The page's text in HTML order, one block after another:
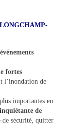
événements
fortes
l’inondation de
importantes en
de
de sécurité, quitter